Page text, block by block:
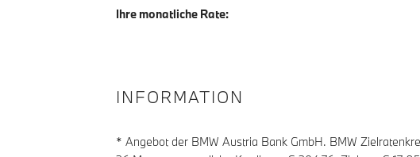
Ihre monatliche Rate:
INFORMATION
* Angebot der BMW Austria Bank GmbH. BMW